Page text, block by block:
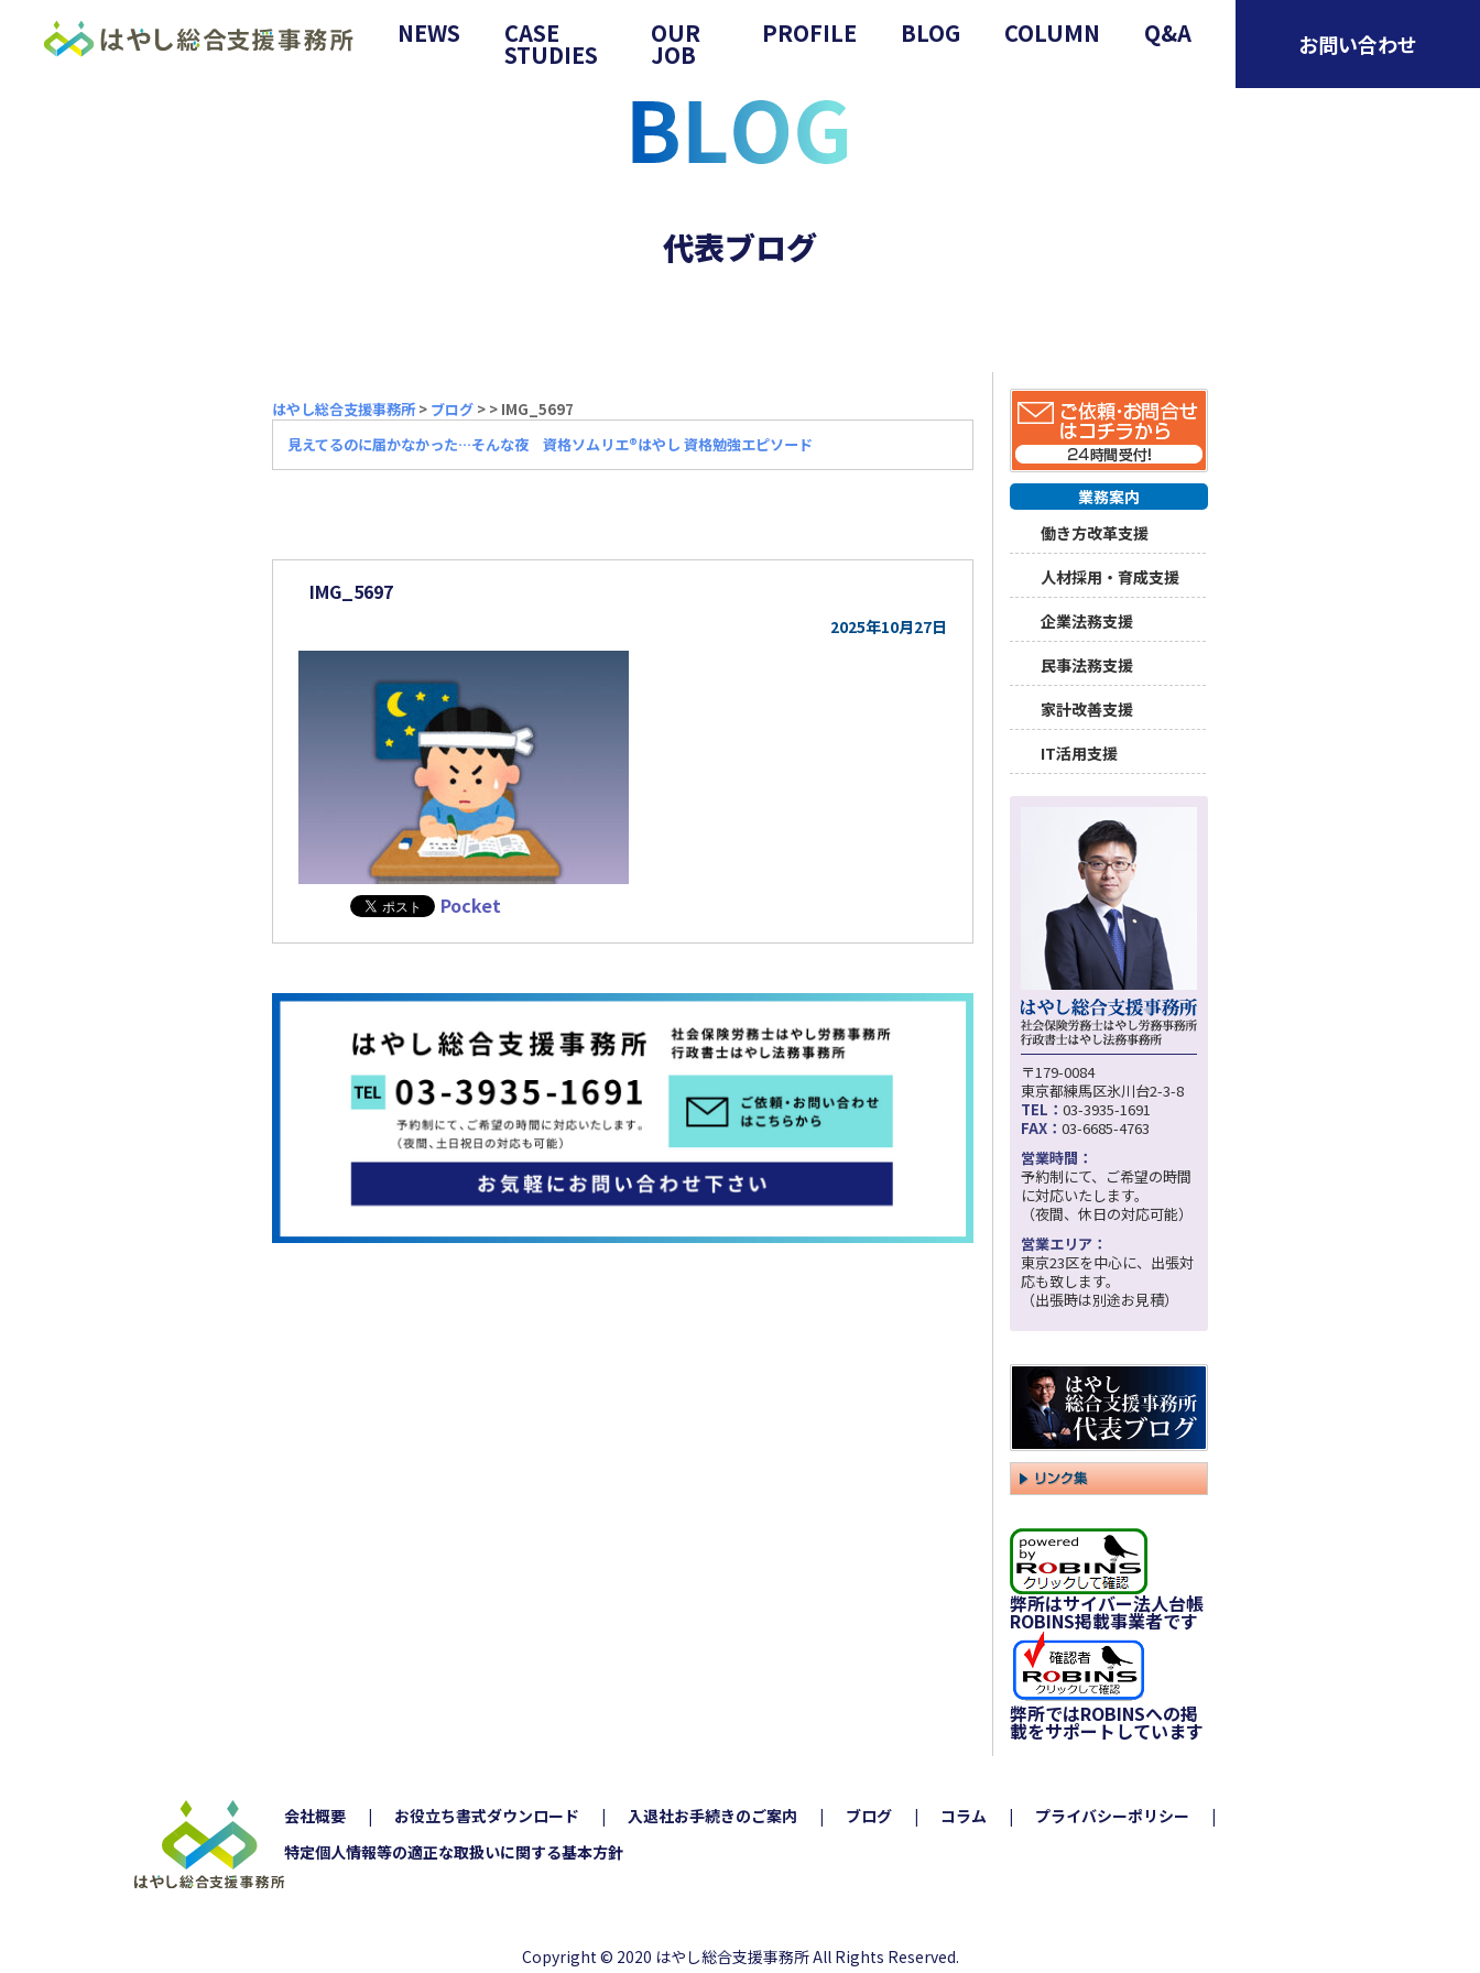
NEWS CASE
STUDIES
OUR
JOB
PROFILE BLOG COLUMN Q&A お問い合わせ
代表ブログ
はやし総合支援事務所> ブログ >
見えてるのに届かなかった…そんな夜 資格ソムリエ®️はやし 資格勉強エピソード
> IMG_5697
IMG_5697
2025年10月27日
Pocket
業務案内
働き方改革支援
人材採用・育成支援
企業法務支援
民事法務支援
家計改善支援
IT活用支援
〒179-0084
東京都練馬区氷川台2-3-8
TEL： 03-3935-1691
FAX： 03-6685-4763
営業時間：
予約制にて、ご希望の時間
に対応いたします。
（夜間、休日の対応可能）
営業エリア：
東京23区を中心に、出張対
応も致します。
（出張時は別途お見積）
弊所はサイバー法人台帳
ROBINS掲載事業者です
弊所ではROBINSへの掲
載をサポートしています
会社概要 お役立ち書式ダウンロード 入退社お手続きのご案内 ブログ コラム
プライバシーポリシー
特定個人情報等の適正な取扱いに関する基本方針
Copyright © 2020 はやし総合支援事務所 All Rights Reserved.